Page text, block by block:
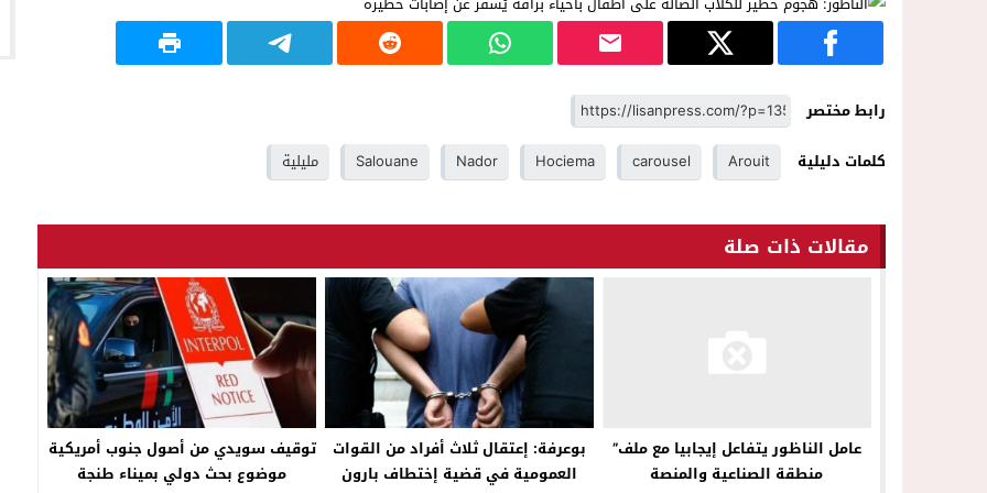
رابط مختصر
كلمات دليلية
Arouit
carousel
Hociema
Nador
Salouane مليلية
مقالات ذات صلة
عامل الناظور يتفاعل إيجابيا مع ملف”
منطقة الصناعية والمنصة
بوعرفة: إعتقال ثلاث أفراد من القوات
العمومية في قضية إختطاف بارون
توقيف سويدي من أصول جنوب أمريكية
موضوع بحث دولي بميناء طنجة